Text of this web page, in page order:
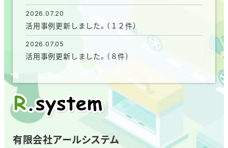
有限会社アールシステム
2026.07.20
活用事例更新しました。（１２件）
2026.07.05
活用事例更新しました。（８件）